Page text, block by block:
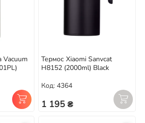
Vacuum
Термос Xiaomi Sanvcat
H8152 (2000ml) Black
Код: 4364
1 195 ₴